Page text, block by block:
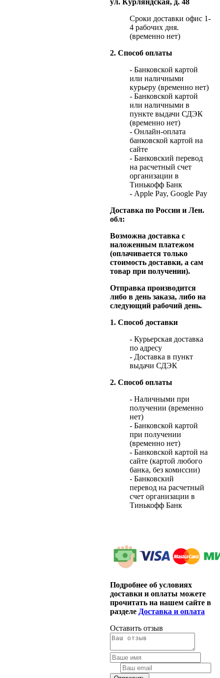
ул. Курляндская, д. 48
Сроки доставки офис 1-
4 рабочих дня.
(временно нет)
2. Способ оплаты
- Банковской картой
или наличными
курьеру (временно нет)
- Банковской картой
или наличными в
пункте выдачи СДЭК
(временно нет)
- Онлайн-оплата
банковской картой на
сайте
- Банковский перевод
на расчетный счет
организации в
Тинькофф Банк
- Apple Pay, Google Pay
Доставка по России и Лен.
обл:
Возможна доставка с
наложенным платежом
(оплачивается только
стоимость доставки, а сам
товар при получении).
Отправка производится
либо в день заказа, либо на
следующий рабочий день.
1. Способ доставки
- Курьерская доставка
по адресу
- Доставка в пункт
выдачи СДЭК
2. Способ оплаты
- Наличными при
получении (временно
нет)
- Банковской картой
при получении
(временно нет)
- Банковской картой на
сайте (картой любого
банка, без комиссии)
- Банковский
перевод на расчетный
счет организации в
Тинькофф Банк
Подробнее об условиях
доставки и оплаты можете
прочитать на нашем сайте в
разделе Доставка и оплата
Оставить отзыв